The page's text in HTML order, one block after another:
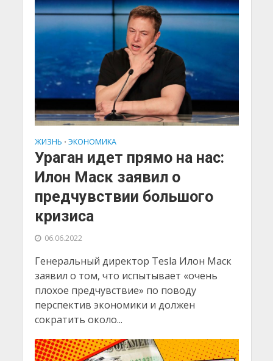
ЖИЗНЬ • ЭКОНОМИКА
Ураган идет прямо на нас:
Илон Маск заявил о
предчувствии большого
кризиса
06.06.2022
Генеральный директор Tesla Илон Маск
заявил о том, что испытывает «очень
плохое предчувствие» по поводу
перспектив экономики и должен
сократить около...